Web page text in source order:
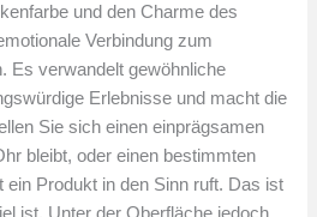
und den Charme des
Verbindung zum
Es verwandelt gewöhnliche
Erlebnisse und macht die
Sie sich einen einprägsamen
bleibt, oder einen bestimmten
ein Produkt in den Sinn ruft. Das ist